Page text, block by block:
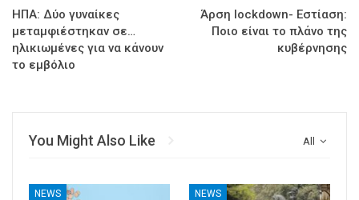
ΗΠΑ: Δύο γυναίκες
μεταμφιέστηκαν σε…
ηλικιωμένες για να κάνουν
το εμβόλιο
Άρση lockdown- Εστίαση:
Ποιο είναι το πλάνο της
κυβέρνησης
All
You Might Also Like
NEWS NEWS